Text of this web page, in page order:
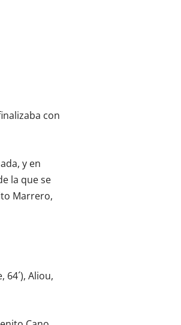
con
y en
la que se
Marrero,
64´), Aliou,